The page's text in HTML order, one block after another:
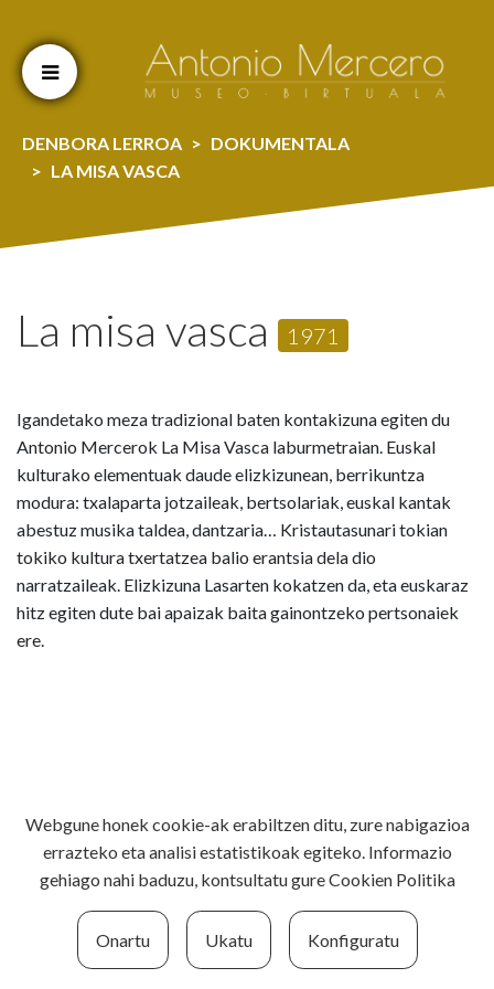
DENBORA LERROA
DOKUMENTALA
LA MISA VASCA
La misa vasca 1971
Igandetako meza tradizional baten kontakizuna egiten du
Antonio Mercerok La Misa Vasca laburmetraian. Euskal
kulturako elementuak daude elizkizunean, berrikuntza
modura: txalaparta jotzaileak, bertsolariak, euskal kantak
abestuz musika taldea, dantzaria… Kristautasunari tokian
tokiko kultura txertatzea balio erantsia dela dio
narratzaileak. Elizkizuna Lasarten kokatzen da, eta euskaraz
hitz egiten dute bai apaizak baita gainontzeko pertsonaiek
ere.
Webgune honek cookie-ak erabiltzen ditu, zure nabigazioa
errazteko eta analisi estatistikoak egiteko. Informazio
gehiago nahi baduzu, kontsultatu gureCookien Politika
Onartu Ukatu Konfiguratu